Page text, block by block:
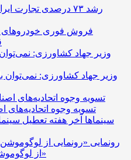
رشد ۷۳ درصدی تجارت
وزیر جهاد کشاورزی: نمی‌توان
تسویه وجوه اتحادیه‌های
سینماها آخر هفته تعطیل
رونمایی
از لوگوموشن کنسرت‌نمایش «سیاوش»